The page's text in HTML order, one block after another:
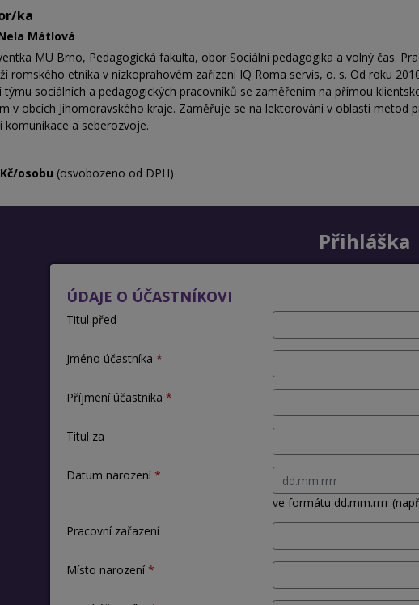
ka
Mátlová
MU Brno, Pedagogická fakulta, obor Sociální pedagogika a volný čas.
romského etnika v nízkoprahovém zařízení IQ Roma servis, o. s. Od roku
týmu sociálních a pedagogických pracovníků se zaměřením na přímou
v obcích Jihomoravského kraje. Zaměřuje se na lektorování v oblasti metod
komunikace a seberozvoje.
osobu (osvobozeno od DPH)
Přihláška
ÚDAJE O ÚČASTNÍKOVI
Titul před
Jméno účastníka
Příjmení účastníka
Titul za
Datum narození
ve formátu dd.mm.rrrr
Pracovní zařazení
Místo narození